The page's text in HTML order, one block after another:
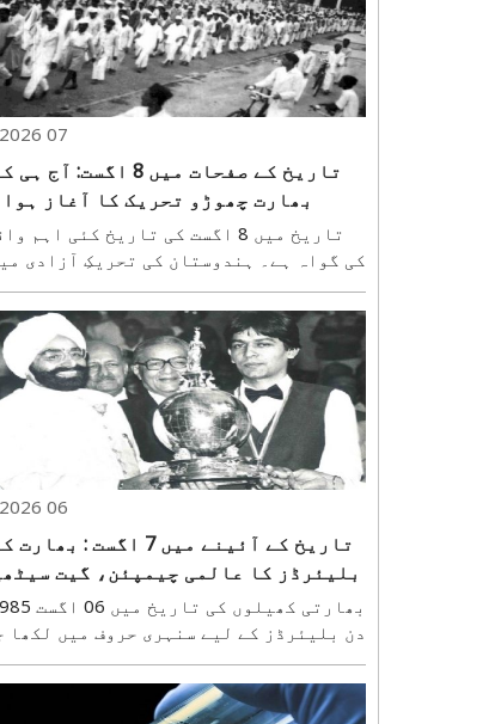
07 Aug 2026
تاریخ کے صفحات میں 8 اگست:
بھارت چھوڑو تحریک کا آغاز ہوا
تاریخ میں 8 اگست کی تاریخ کئی اہم
کی گواہ ہے۔ ہندوستان کی تحریکِ آزادی
1942 کو مہاتما گاندھی نے برطانوی
اگست 1942 کو ممبئی (اس وقت بمبئی)..
06 Aug 2026
تاریخ کے آئینے میں 7 اگست :
بلیئرڈز کا عالمی چیمپئن، گیت
تاریخی
دن بلیئرڈز کے لیے سنہری حروف میں لکھا
گیت شری رام سیٹھی نے ورلڈ ایمیچر
چیمپئن شپ کا اعزاز جیت کر ملک کو